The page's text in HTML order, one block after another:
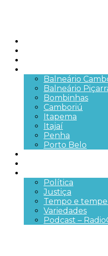
Balneário
Balneário
Bombinhas
Camboriú
Itapema
Itajaí
Penha
Porto Belo
Política
Justiça
Tempo e
Variedades
Podcast –